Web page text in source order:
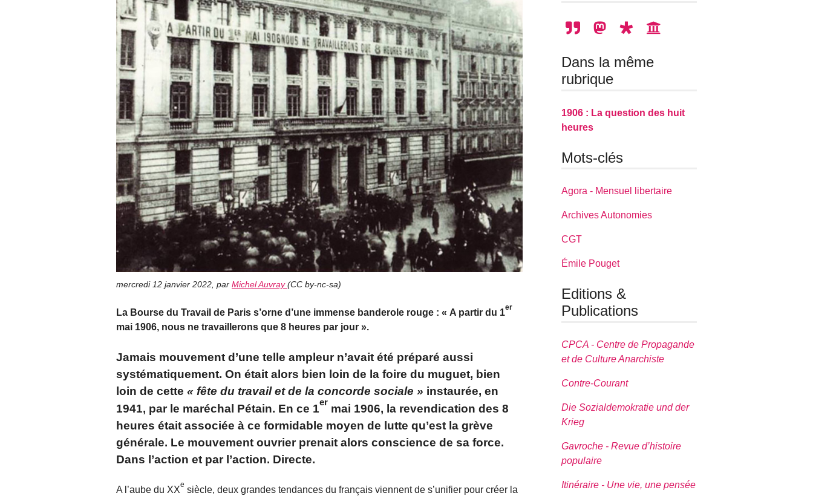
mercredi 12 janvier 2022 par Michel Auvray(CC by-nc-sa)
La Bourse du Travail de Paris s’orne d’une immense banderole rouge : « A partir du 1
er
mai 1906, nous ne travaillerons que 8 heures par jour ».
Jamais mouvement d’une telle ampleur n’avait été préparé aussi
systématiquement. On était alors bien loin de la foire du muguet, bien
loin de cette
fête du travail et de la concorde sociale
instaurée, en
1941, par le maréchal Pétain. En ce 1
er
mai 1906, la revendication des 8
heures était associée à ce formidable moyen de lutte qu’est la grève
générale. Le mouvement ouvrier prenait alors conscience de sa force.
Dans l’action et par l’action. Directe.
A l’aube du XX
e
siècle, deux grandes tendances du français viennent de s’unifier pour créer la
Dans la même
rubrique
1906 : La question des huit
heures
Mots-clés
Agora - Mensuel libertaire
Archives Autonomies
CGT
Émile Pouget
Editions &
Publications
CPCA - Centre de Propagande
et de Culture Anarchiste
Contre-Courant
Die Sozialdemokratie und der
Krieg
Gavroche - Revue d’histoire
populaire
Itinéraire - Une vie, une pensée